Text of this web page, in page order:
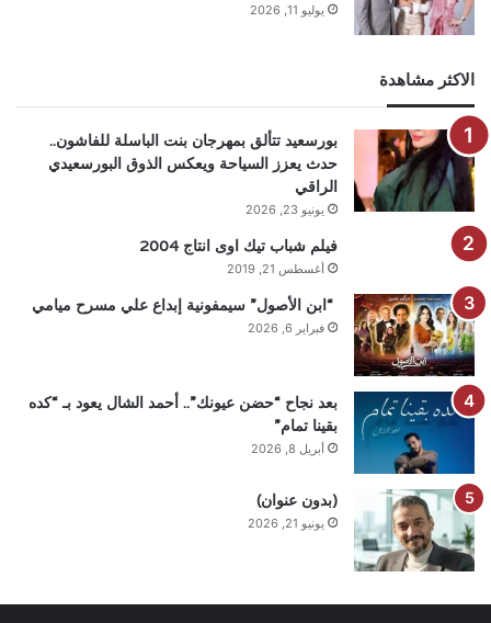
يوليو 11, 2026
الاكثر مشاهدة
بورسعيد تتألق بمهرجان بنت الباسلة للفاشون..
حدث يعزز السياحة ويعكس الذوق البورسعيدي
الراقي
يونيو 23, 2026
فيلم شباب تيك اوى انتاج 2004
أغسطس 21, 2019
“ابن الأصول” سيمفونية إبداع علي مسرح ميامي
فبراير 6, 2026
بعد نجاح “حضن عيونك”.. أحمد الشال يعود بـ “كده
بقينا تمام”
أبريل 8, 2026
(بدون عنوان)
يونيو 21, 2026